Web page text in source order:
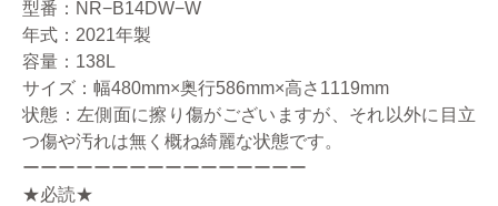
型番：NR−B14DW−W
年式：2021年製
容量：138L
サイズ：幅480mm×奥行586mm×高さ1119mm
状態：左側面に擦り傷がございますが、それ以外に目立
つ傷や汚れは無く概ね綺麗な状態です。
ーーーーーーーーーーーーーーーー
★必読★